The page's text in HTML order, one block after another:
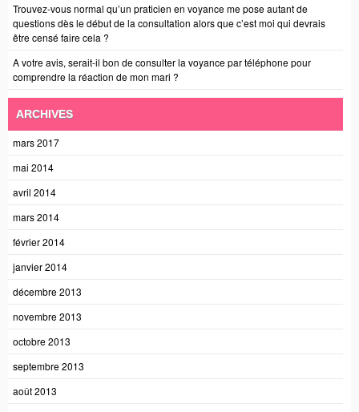
Trouvez-vous normal qu’un praticien en voyance me pose autant de
questions dès le début de la consultation alors que c’est moi qui devrais
être censé faire cela ?
A votre avis, serait-il bon de consulter la voyance par téléphone pour
comprendre la réaction de mon mari ?
ARCHIVES
mars 2017
mai 2014
avril 2014
mars 2014
février 2014
janvier 2014
décembre 2013
novembre 2013
octobre 2013
septembre 2013
août 2013